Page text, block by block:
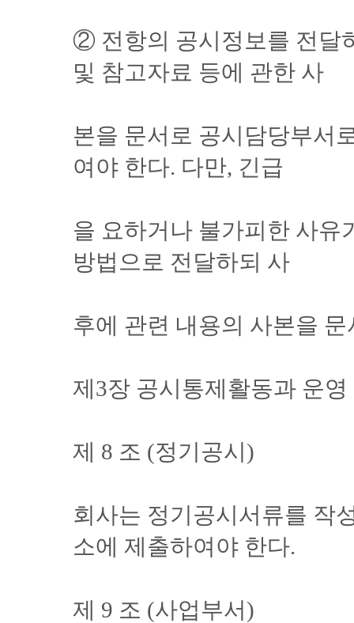
② 전항의 공시정보를 전달
및 참고자료 등에 관한 사
본을 문서로 공시담당부서
여야 한다. 다만, 긴급
을 요하거나 불가피한 사유
방법으로 전달하되 사
후에 관련 내용의 사본을
제3장 공시통제활동과 운영
제 8 조 (정기공시)
회사는 정기공시서류를 작
소에 제출하여야 한다.
제 9 조 (사업부서)